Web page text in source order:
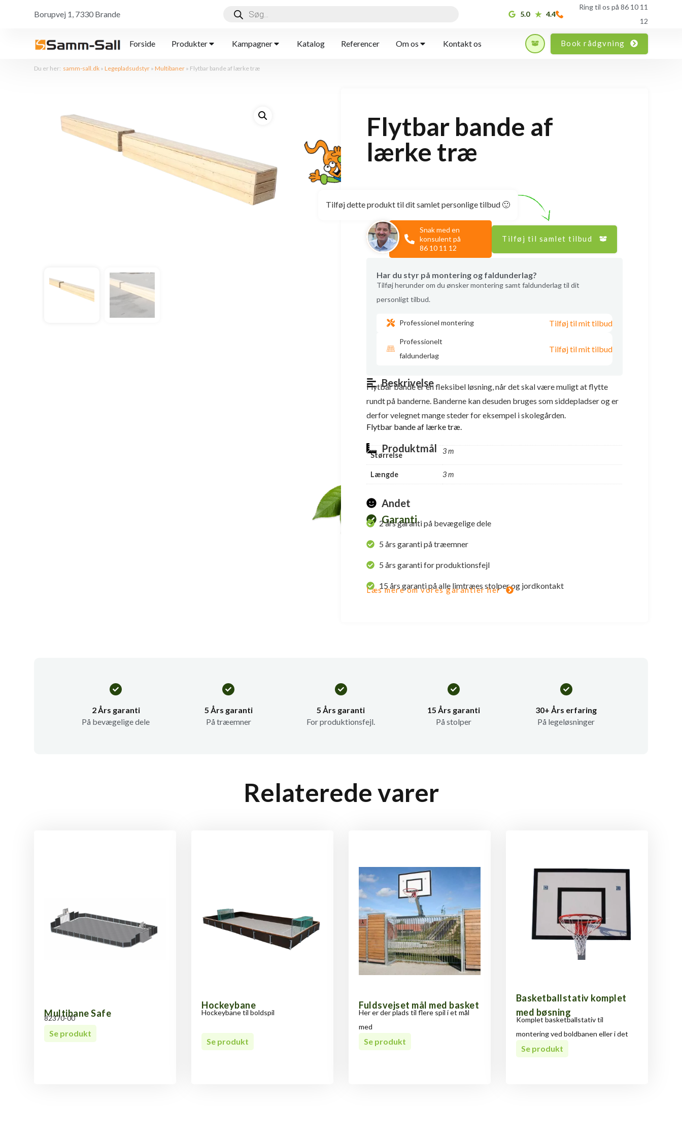
Borupvej 1, 7330 Brande 5.0 4.4
Ring til os på 86 10 11
12
Forside Produkter Kampagner Katalog Referencer Om os Kontakt os Book rådgvning
Du er her: samm-sall.dk »Legepladsudstyr »Multibaner » Flytbar bande af lærke træ
Flytbar bande af
lærke træ
Tilføj dette produkt til dit samlet personlige tilbud 🙂
Snak med en
konsulent på
86 10 11 12
Tilføj til samlet tilbud
Har du styr på montering og faldunderlag?
Tilføj herunder om du ønsker montering samt faldunderlag til dit
personligt tilbud.
Professionel montering Tilføj til mit tilbud
Professionelt
faldunderlag
Tilføj til mit tilbud
Beskrivelse
Flytbar bande er en fleksibel løsning, når det skal være muligt at flytte
rundt på banderne. Banderne kan desuden bruges som siddepladser og er
derfor velegnet mange steder for eksempel i skolegården.
Flytbar bande af lærke træ.
Produktmål
Størrelse 3 m
Længde 3 m
Andet
Garanti
2 års garanti på bevægelige dele
5 års garanti på træemner
5 års garanti for produktionsfejl
15 års garanti på alle limtræes stolper og jordkontakt
Læs mere om vores garantier her
2 Års garanti
På bevægelige dele
5 Års garanti
På træemner
5 Års garanti
For produktionsfejl.
15 Års garanti
På stolper
30+ Års erfaring
På legeløsninger
Relaterede varer
Multibane Safe
82370-00
Se produkt
Hockeybane
Hockeybane til boldspil
Se produkt
Fuldsvejset mål med basket
Her er der plads til flere spil i et mål
med
Se produkt
Basketballstativ komplet
med bøsning
Komplet basketballstativ til
montering ved boldbanen eller i det
fri.
Se produkt